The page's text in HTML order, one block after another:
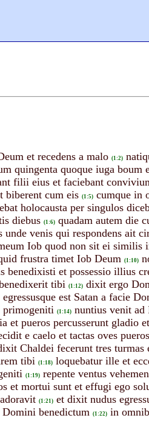
et recedens a malo (1:2)
quingenta quoque iuga boum
filii eius et faciebant
biberent cum eis (1:5) cumque in
holocausta per singulos
diebus (1:6) quadam autem die
venis qui respondens ait
Iob quod non sit ei similis
frustra timet Iob Deum (1:10)
benedixisti et possessio illius
tibi (1:12) dixit ergo
est Satan a facie
primogeniti (1:14) nuntius venit ad
et pueros percusserunt gladio
e caelo et tactas oves
Chaldei fecerunt tres turmas
tibi (1:18) loquebatur ille et
(1:19) repente ventus
et mortui sunt et effugi ego
(1:21) et dixit nudus
benedictum (1:22) in